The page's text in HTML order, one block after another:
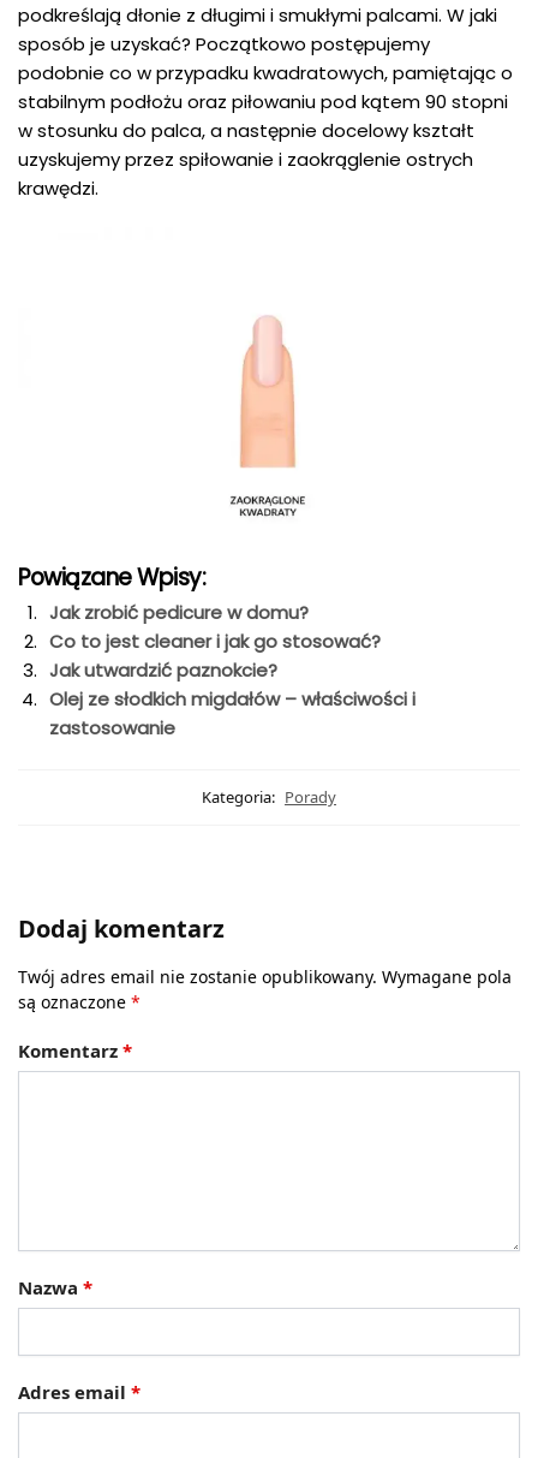
podkreślają dłonie z długimi i smukłymi palcami. W jaki
sposób je uzyskać? Początkowo postępujemy
podobnie co w przypadku kwadratowych, pamiętając o
stabilnym podłożu oraz piłowaniu pod kątem 90 stopni
w stosunku do palca, a następnie docelowy kształt
uzyskujemy przez spiłowanie i zaokrąglenie ostrych
krawędzi.
Powiązane Wpisy:
Jak zrobić pedicure w domu?
Co to jest cleaner i jak go stosować?
Jak utwardzić paznokcie?
Olej ze słodkich migdałów – właściwości i
zastosowanie
Kategoria: Porady
Dodaj komentarz
Twój adres email nie zostanie opublikowany. Wymagane pola
są oznaczone *
Komentarz *
Nazwa *
Adres email *